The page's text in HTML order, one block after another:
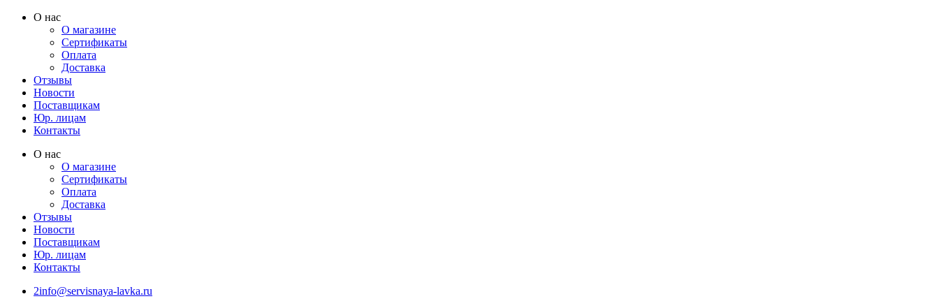
Перейти
содержимому
О нас
О магазине
Сертификаты
Оплата
Доставка
Отзывы
Новости
Поставщикам
Юр. лицам
Контакты
О нас
О магазине
Сертификаты
Оплата
Доставка
Отзывы
Новости
Поставщикам
Юр. лицам
Контакты
2info@servisnaya-lavka.ru